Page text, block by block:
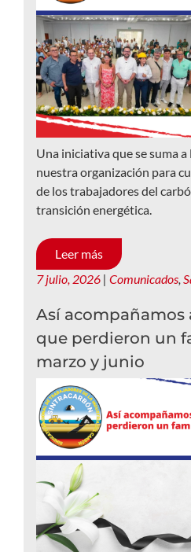
Una iniciativa que se suma
nuestra organización para
de los trabajadores del
transición energética.
Leer más
7 julio, 2026 | Comunicados,
Así acompañamos
que perdieron un
marzo y junio